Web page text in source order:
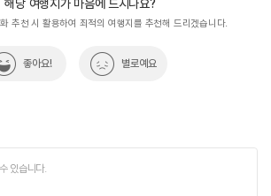
해당 여행지가 마음에 드시나요?
추천 시 활용하여 최적의 여행지를 추천해 드리겠습니다.
좋아요! 별로예요